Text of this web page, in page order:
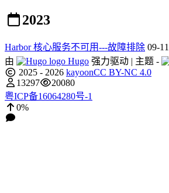
2023
Harbor 核心服务不可用---故障排除 09-11
由
Hugo 强力驱动 | 主题 -
2025 - 2026 kayoonCC BY-NC 4.0
13297
20080
粤ICP备16064280号-1
0%